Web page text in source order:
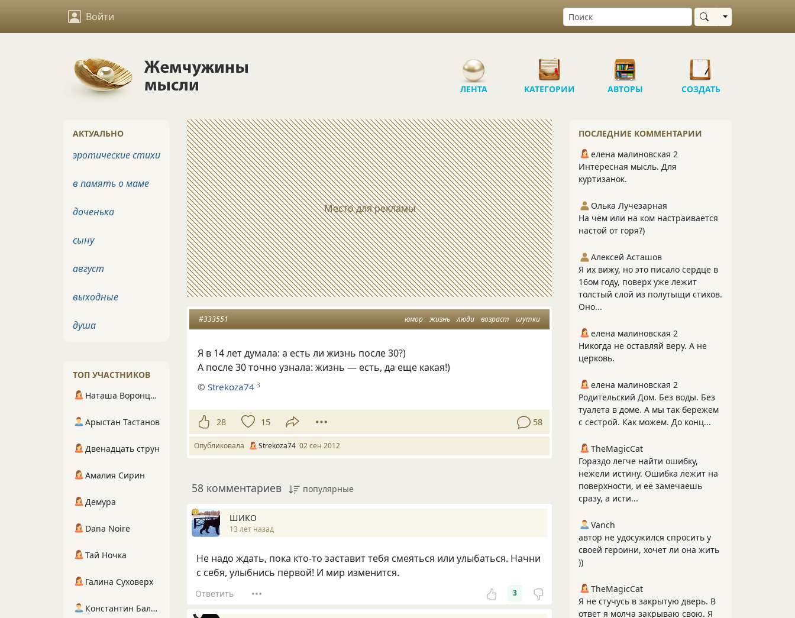
Войти Выбрать область
ЛЕНТА КАТЕГОРИИ АВТОРЫ СОЗДАТЬ
Место для рекламы
юмор жизнь люди возраст шутки
#333551
Я в 14 лет думала: а есть ли жизнь после 30?)
А после 30 точно узнала: жизнь — есть, да еще какая!)
©Strekoza74 3
28 15 58
Опубликовала Strekoza74 02 сен 2012
58 комментариев популярные
ШИКО
13 лет назад
Не надо ждать, пока кто-то заставит тебя смеяться или улыбаться. Начни
с себя, улыбнись первой! И мир изменится.
Ответить 3
ПОСЛЕДНИЕ КОММЕНТАРИИ
елена малиновская 2
Интересная мысль. Для
куртизанок.
Олька Лучезарная
На чём или на ком настраивается
настой от горя?)
Алексей Асташов
Я их вижу, но это писало сердце в
16ом году, поверх уже лежит
толстый слой из полутыщи стихов.
Оно...
елена малиновская 2
Никогда не оставляй веру. А не
церковь.
елена малиновская 2
Родительский Дом. Без воды. Без
туалета в доме. А мы так бережем
с сестрой. Как можем. До конц...
TheMagicCat
Гораздо легче найти ошибку,
нежели истину. Ошибка лежит на
поверхности, и её замечаешь
сразу, а исти...
Vanch
автор не удосужился спросить у
своей героини, хочет ли она жить
))
TheMagicCat
Я не стучусь в закрытую дверь. В
ответ я молча закрываю свою. Я
АКТУАЛЬНО
эротические стихи
в память о маме
доченька
сыну
август
выходные
душа
ТОП УЧАСТНИКОВ
Наташа Воронцова
Арыстан Тастанов
Двенадцать струн
Амалия Сирин
Демура
Dana Noire
Тай Ночка
Галина Суховерх
Константин Балухта